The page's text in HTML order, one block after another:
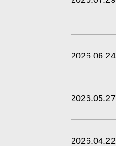
2026.06.24
2026.05.27
2026.04.22